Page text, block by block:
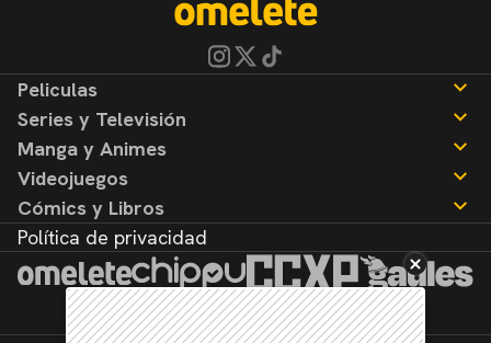
Peliculas
Noticias
Reseñas
Series y Televisión
Noticias
Reseñas
Manga y Animes
Noticias
Reseñas
Videojuegos
Noticias
Reseñas
Cómics y Libros
Noticias
Reseñas
Política de privacidad